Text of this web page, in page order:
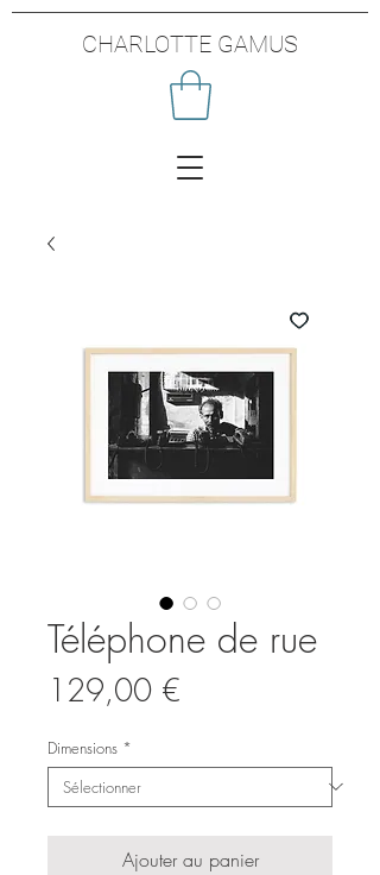
CHARLOTTE GAMUS
Téléphone de rue
129,00 €
Dimensions *
Ajouter au panier